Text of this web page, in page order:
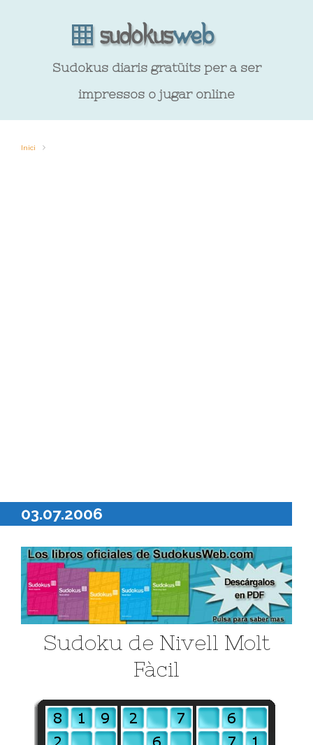
Sudokus diaris gratüits per a ser
impressos o jugar online
Inici
03.07.2006
Sudoku de Nivell Molt
Fàcil